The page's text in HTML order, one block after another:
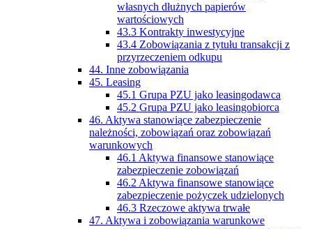
własnych dłużnych papierów
wartościowych
43.3 Kontrakty inwestycyjne
43.4 Zobowiązania z tytułu transakcji z
przyrzeczeniem odkupu
44. Inne zobowiązania
45. Leasing
45.1 Grupa PZU jako leasingodawca
45.2 Grupa PZU jako leasingobiorca
46. Aktywa stanowiące zabezpieczenie
należności, zobowiązań oraz zobowiązań
warunkowych
46.1 Aktywa finansowe stanowiące
zabezpieczenie zobowiązań
46.2 Aktywa finansowe stanowiące
zabezpieczenie pożyczek udzielonych
46.3 Rzeczowe aktywa trwałe
47. Aktywa i zobowiązania warunkowe